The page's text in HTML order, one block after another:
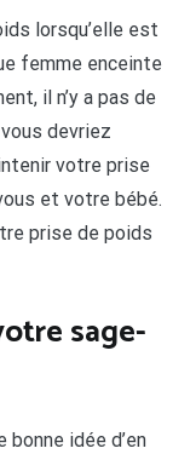
lorsqu’elle est
femme enceinte
il n’y a pas de
devriez
votre prise
et votre bébé.
prise de poids
sage-
idée d’en